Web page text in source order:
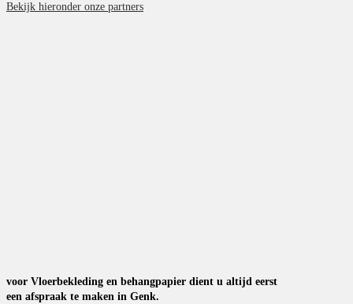
Bekijk hieronder onze partners
voor Vloerbekleding en behangpapier dient u altijd eerst
een afspraak te maken in Genk.